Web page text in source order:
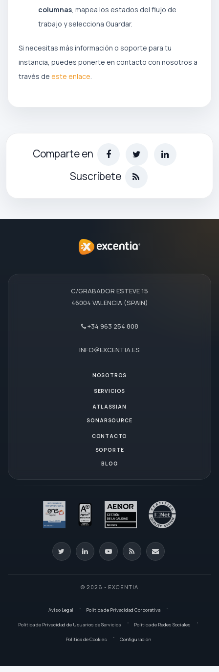
columnas, mapea los estados del flujo de
trabajo y selecciona Guardar.
Si necesitas más información o soporte para tu
instancia, puedes ponerte en contacto con nosotros a
través de este enlace.
Comparte en
Suscríbete
C/GRABADOR ESTEVE 15
46004 VALENCIA (SPAIN)
+34 963 254 808
INFO@EXCENTIA.ES
NOSOTROS
SERVICIOS
ATLASSIAN
SONARSOURCE
CONTACTO
SOPORTE
BLOG
© 2026 - EXCENTIA
Aviso Legal Política de Privacidad Corporativa
Política de Privacidad de Usuarios de Servicios Política de Redes Sociales
Política de Cookies Configuración